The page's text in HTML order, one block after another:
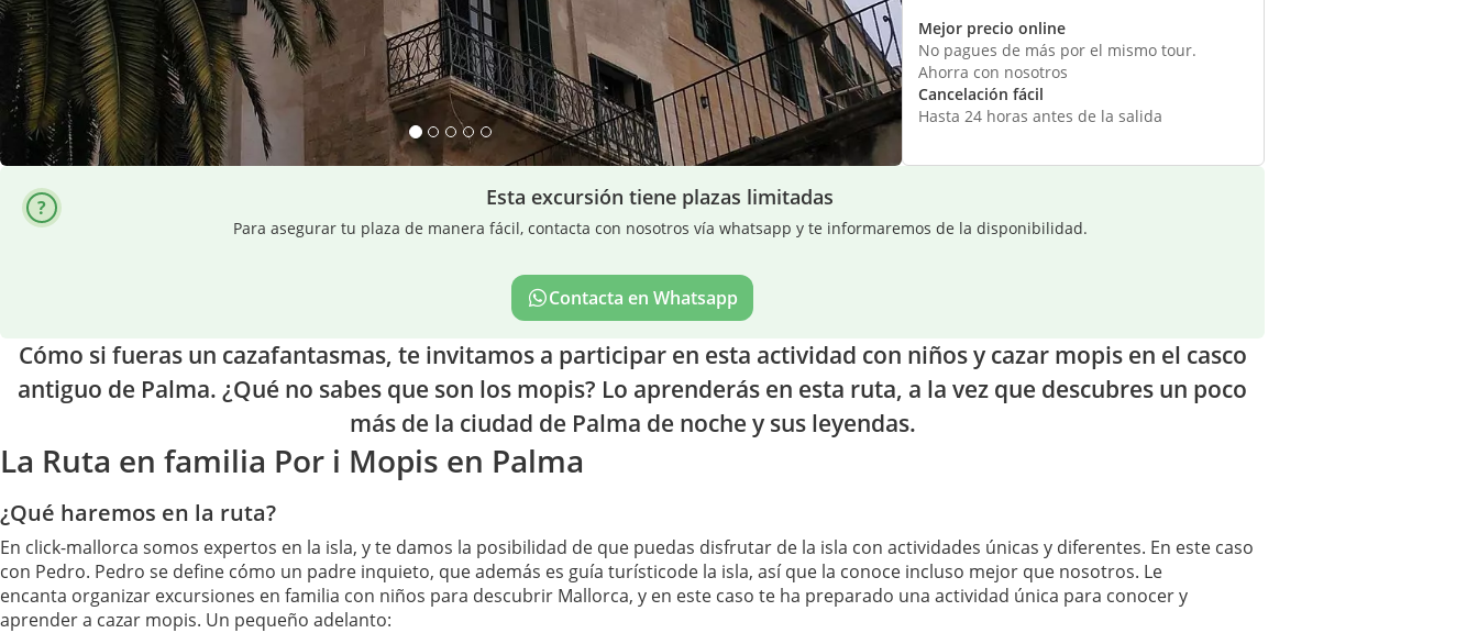
Mejor precio online
No pagues de más por el mismo tour.
Ahorra con nosotros
Cancelación fácil
Hasta 24 horas antes de la salida
Esta excursión tiene plazas limitadas
Para asegurar tu plaza de manera fácil, contacta con nosotros vía whatsapp y te informaremos de la disponibilidad.
Contacta en Whatsapp
Cómo si fueras un cazafantasmas, te invitamos a participar en esta actividad con niños y cazar mopis en el casco
antiguo de Palma. ¿Qué no sabes que son los mopis? Lo aprenderás en esta ruta, a la vez que descubres un poco
más de la ciudad de Palma de noche y sus leyendas.
La Ruta en familia Por i Mopis en Palma
¿Qué haremos en la ruta?
En click-mallorca somos expertos en la isla, y te damos la posibilidad de que puedas disfrutar de la isla con actividades únicas y diferentes. En este caso
con Pedro. Pedro se define cómo un padre inquieto, que además es guía turísticode la isla, así que la conoce incluso mejor que nosotros. Le
encanta organizar excursiones en familia con niños para descubrir Mallorca, y en este caso te ha preparado una actividad única para conocer y
aprender a cazar mopis. Un pequeño adelanto: